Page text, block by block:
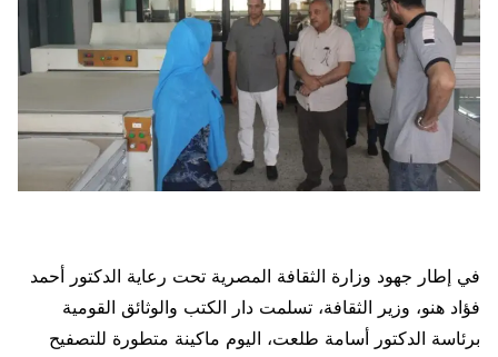
في إطار جهود وزارة الثقافة المصرية تحت رعاية الدكتور أحمد
فؤاد هنو، وزير الثقافة، تسلمت دار الكتب والوثائق القومية
برئاسة الدكتور أسامة طلعت، اليوم ماكينة متطورة للتصفيح